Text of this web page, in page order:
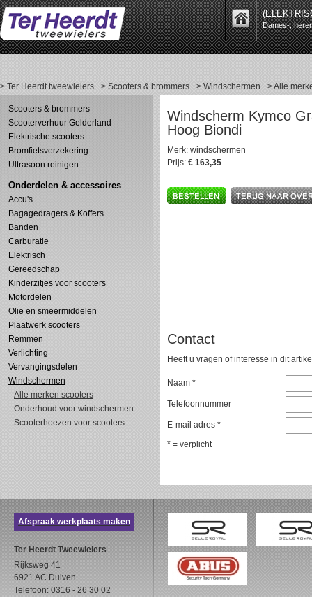
Dames-,
> Ter Heerdt tweewielers > Scooters & brommers > Windschermen > Alle
Scooters & brommers
Scooterverhuur Gelderland
Elektrische scooters
Bromfietsverzekering
Ultrasoon reinigen
Onderdelen & accessoires
Accu's
Bagagedragers & Koffers
Banden
Carburatie
Elektrisch
Gereedschap
Kinderzitjes voor scooters
Motordelen
Olie en smeermiddelen
Plaatwerk scooters
Remmen
Verlichting
Vervangingsdelen
Windschermen
Alle merken scooters
Onderhoud voor windschermen
Scooterhoezen voor scooters
Windscherm Kymco
Hoog Biondi
Merk: windschermen
Prijs: € 163,35
Contact
Heeft u vragen of interesse in dit
Naam *
Telefoonnummer
E-mail adres *
* = verplicht
Afspraak werkplaats maken
Ter Heerdt Tweewielers
Rijksweg 41
6921 AC Duiven
Telefoon: 0316 - 26 30 02